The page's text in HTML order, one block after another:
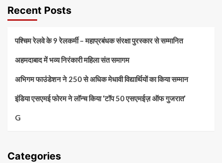
Recent Posts
पश्चिम रेलवे के 9 रेलकर्मी – महाप्रबंधक संरक्षा पुरस्कार से सम्मानित
अहमदाबाद में भव्य निरंकारी महिला संत समागम
अभिगम फाउंडेशन ने 250 से अधिक मेधावी विद्यार्थियों का किया सम्मान
इंडिया एसएमई फोरम ने लॉन्च किया ‘टॉप 50 एसएमईज़ ऑफ गुजरात’
G
Categories